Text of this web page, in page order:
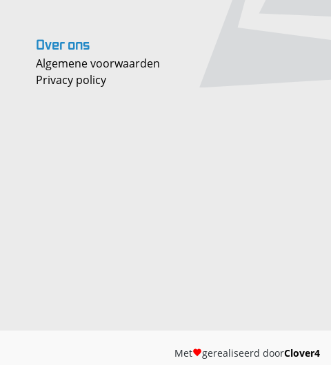
Overons
Algemene voorwaarden
Privacy policy
Met gerealiseerd doorClover4